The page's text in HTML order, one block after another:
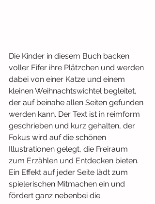
Die Kinder in diesem Buch backen
voller Eifer ihre Plätzchen und werden
dabei von einer Katze und einem
kleinen Weihnachtswichtel begleitet,
der auf beinahe allen Seiten gefunden
werden kann. Der Text ist in reimform
geschrieben und kurz gehalten, der
Fokus wird auf die schönen
Illustrationen gelegt, die Freiraum
zum Erzählen und Entdecken bieten.
Ein Effekt auf jeder Seite lädt zum
spielerischen Mitmachen ein und
fördert ganz nebenbei die